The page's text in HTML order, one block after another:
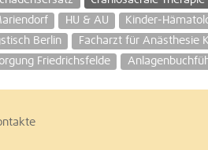
HU & AU
Kinder-
Berlin
Facharzt für Anästhesie
Friedrichsfelde